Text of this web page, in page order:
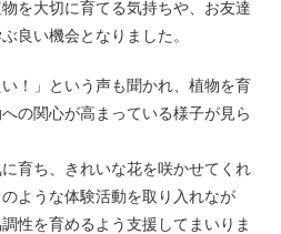
を大切に育てる気持ちや、お友達
良い機会となりました。
！」という声も聞かれ、植物を育
の関心が高まっている様子が見ら
育ち、きれいな花を咲かせてくれ
ような体験活動を取り入れなが
性を育めるよう支援してまいりま